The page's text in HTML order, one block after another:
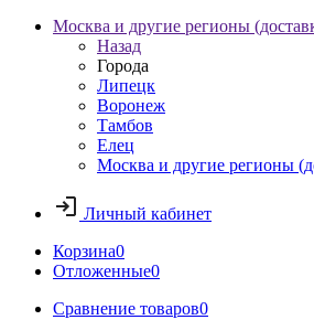
Москва и другие регионы
Назад
Города
Липецк
Воронеж
Тамбов
Елец
Москва и другие регионы
Личный кабинет
Корзина0
Отложенные0
Сравнение товаров0